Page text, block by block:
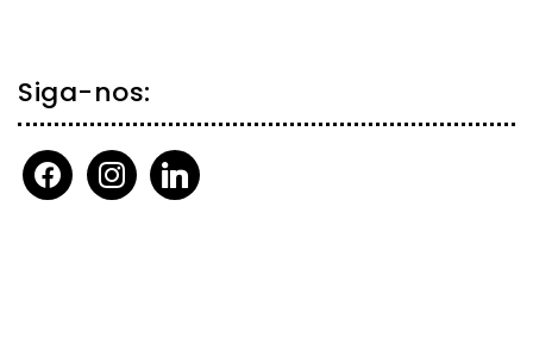
Siga-nos:
facebookinstagramlinkedin